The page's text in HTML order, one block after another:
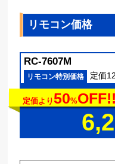
リモコン価格
RC-7607M
リモコン特別価格 定価
定価より50%OFF!!